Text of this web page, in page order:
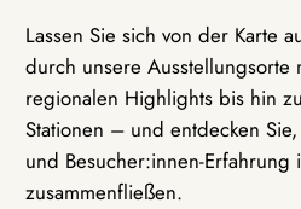
Lassen Sie sich von der Karte
durch unsere Ausstellungsorte
regionalen Highlights bis hin
Stationen – und entdecken
und Besucher:innen-Erfahrung
zusammenfließen.